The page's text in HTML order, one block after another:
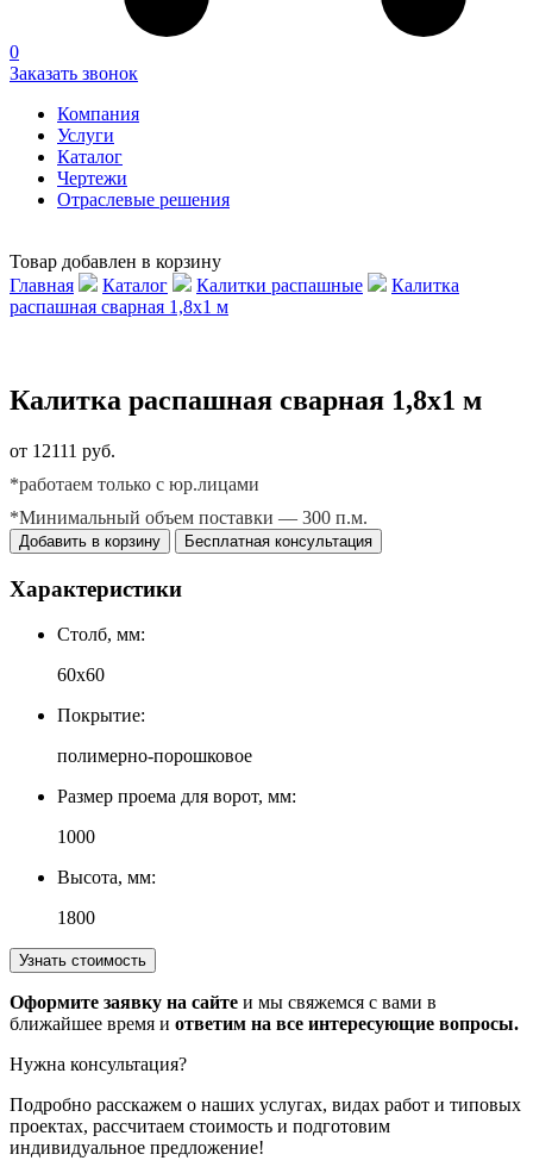
0
Заказать звонок
Компания
Услуги
Каталог
Чертежи
Отраслевые решения
Товар добавлен в корзину
Главная
Каталог Калитки распашные
Калитка
распашная сварная 1,8х1 м
Калитка распашная сварная 1,8х1 м
от 12111 руб.
*работаем только с юр.лицами
*Минимальный объем поставки — 300 п.м.
Добавить в корзину Бесплатная консультация
Характеристики
Столб, мм:
60х60
Покрытие:
полимерно-порошковое
Размер проема для ворот, мм:
1000
Высота, мм:
1800
Узнать стоимость
Оформите заявку на сайте и мы свяжемся с вами в
ближайшее время и ответим на все интересующие вопросы.
Нужна консультация?
Подробно расскажем о наших услугах, видах работ и типовых
проектах, рассчитаем стоимость и подготовим
индивидуальное предложение!